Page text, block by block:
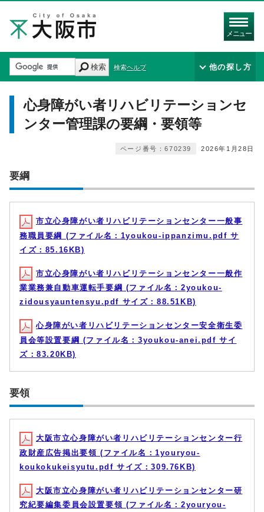
メニュー
検索 検索ヘルプ 他の探し方
心身障がい者リハビリテーションセ
ンター管理課の要綱・要領等
2026年1月28日
ページ番号：670239
要綱
市立心身障がい者リハビリテーションセンター一般事
務職員要綱 (ファイル名：1youkou-ippanzimu.pdf サ
イズ：85.16KB)
市立心身障がい者リハビリテーションセンター一般作
業業務兼自動車運転手要綱 (ファイル名：2youkou-
zidousyauntensyu.pdf サイズ：88.51KB)
心身障がい者リハビリテーションセンター安全衛生委
員会等設置要綱 (ファイル名：3youkou-anei.pdf サイ
ズ：83.20KB)
要領
大阪市立心身障がい者リハビリテーションセンター行
政財産広告掲出要領 (ファイル名：1youryou-
koukokukeisyutu.pdf サイズ：309.76KB)
大阪市立心身障がい者リハビリテーションセンター研
究紀要編集委員会設置要領 (ファイル名：2youryou-